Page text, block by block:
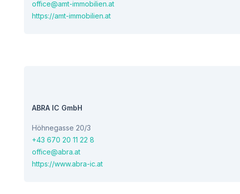
office@amt-immobilien.at
https://amt-immobilien.at
ABRA IC GmbH
Höhnegasse 20/3
+43 670 20 11 22 8
office@abra.at
https://www.abra-ic.at